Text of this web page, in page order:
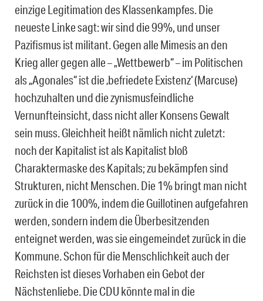
einzige Legitimation des Klassenkampfes. Die
neueste Linke sagt: wir sind die 99%, und unser
Pazifismus ist militant. Gegen alle Mimesis an den
Krieg aller gegen alle – „Wettbewerb“ – im Politischen
als „Agonales“ ist die ‚befriedete Existenz‘ (Marcuse)
hochzuhalten und die zynismusfeindliche
Vernunfteinsicht, dass nicht aller Konsens Gewalt
sein muss. Gleichheit heißt nämlich nicht zuletzt:
noch der Kapitalist ist als Kapitalist bloß
Charaktermaske des Kapitals; zu bekämpfen sind
Strukturen, nicht Menschen. Die 1% bringt man nicht
zurück in die 100%, indem die Guillotinen aufgefahren
werden, sondern indem die Überbesitzenden
enteignet werden, was sie eingemeindet zurück in die
Kommune. Schon für die Menschlichkeit auch der
Reichsten ist dieses Vorhaben ein Gebot der
Nächstenliebe. Die CDU könnte mal in die